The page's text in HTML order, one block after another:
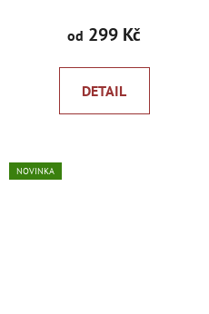
od 299 Kč
DETAIL
NOVINKA